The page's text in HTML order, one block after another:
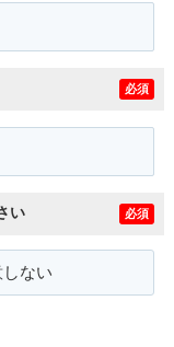
必須
い 必須
しない